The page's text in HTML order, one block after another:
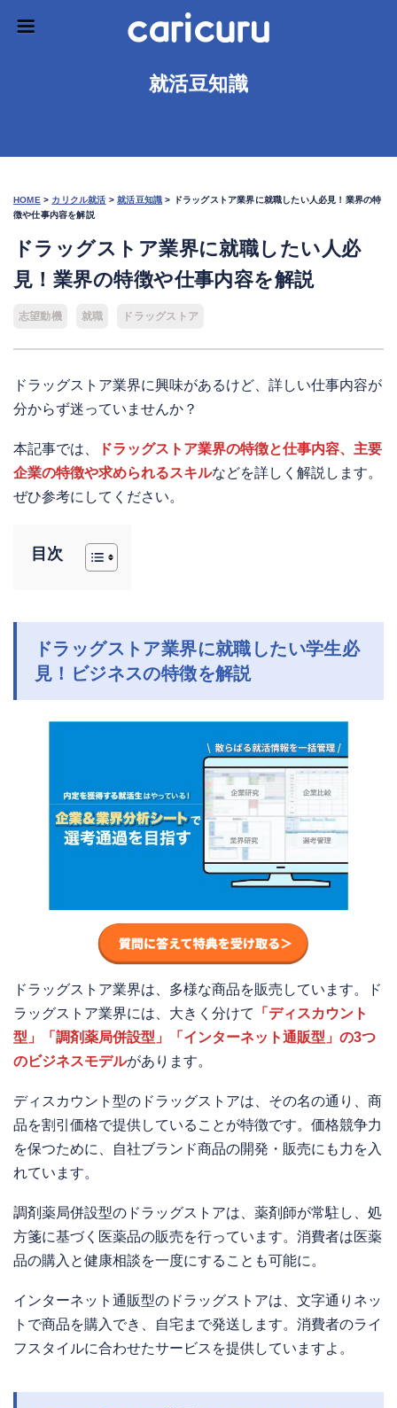
就活豆知識
HOME > カリクル就活 >就活豆知識 >
ドラッグストア業界に就職したい人必見！業界の特
徴や仕事内容を解説
ドラッグストア業界に就職したい人必
見！業界の特徴や仕事内容を解説
志望動機 就職 ドラッグストア
ドラッグストア業界に興味があるけど、詳しい仕事内容が
分からず迷っていませんか？
本記事では、
ドラッグストア業界の特徴と仕事内容、主要
企業の特徴や求められるスキルなどを詳しく解説します。
ぜひ参考にしてください。
目次
ドラッグストア業界に就職したい学生必
見！ビジネスの特徴を解説
ドラッグストア業界は、多様な商品を販売しています。ド
ラッグストア業界には、大きく分けて
「ディスカウント
型」「調剤薬局併設型」「インターネット通販型」の3つ
のビジネスモデルがあります。
ディスカウント型のドラッグストアは、その名の通り、商
品を割引価格で提供していることが特徴です。価格競争力
を保つために、自社ブランド商品の開発・販売にも力を入
れています。
調剤薬局併設型のドラッグストアは、薬剤師が常駐し、処
方箋に基づく医薬品の販売を行っています。消費者は医薬
品の購入と健康相談を一度にすることも可能に。
インターネット通販型のドラッグストアは、文字通りネッ
トで商品を購入でき、自宅まで発送します。消費者のライ
フスタイルに合わせたサービスを提供していますよ。